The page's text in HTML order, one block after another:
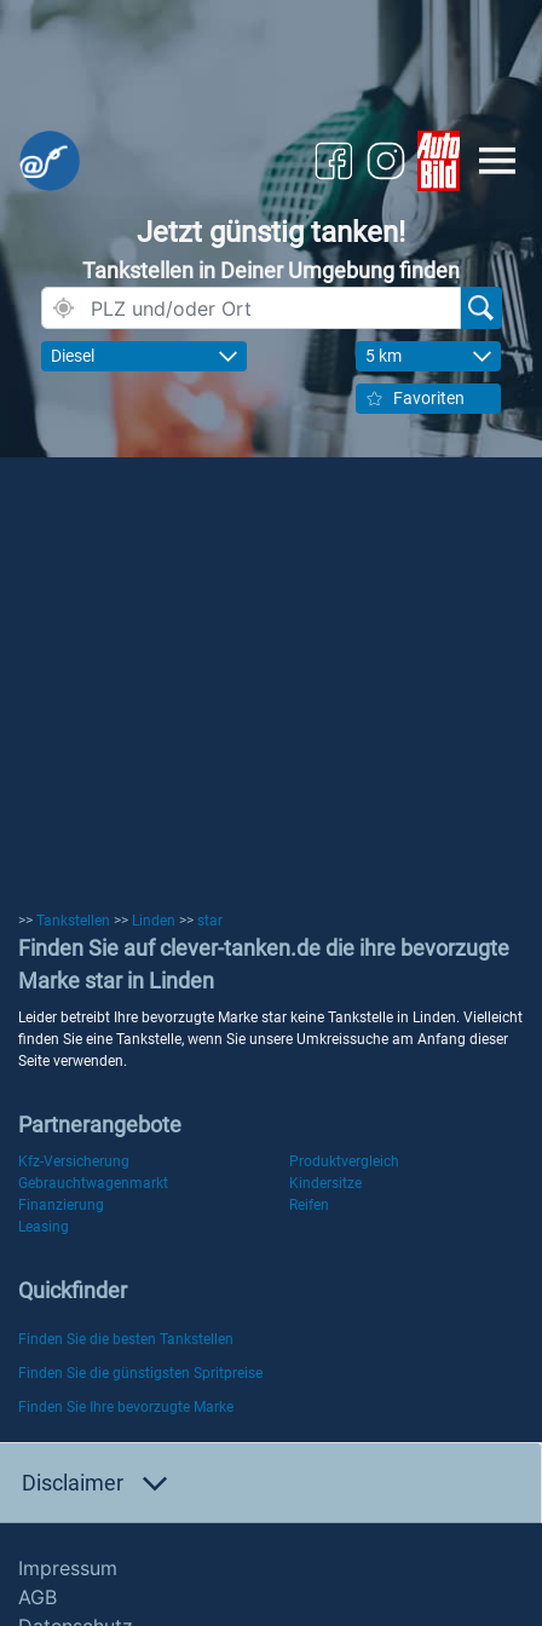
Jetzt günstig tanken!
Tankstellen in Deiner Umgebung finden
Diesel 5 km
Favoriten
>> Tankstellen >> Linden >> star
Finden Sie auf clever-tanken.de die ihre bevorzugte
Marke star in Linden
Leider betreibt Ihre bevorzugte Marke star keine Tankstelle in Linden. Vielleicht
finden Sie eine Tankstelle, wenn Sie unsere Umkreissuche am Anfang dieser
Seite verwenden.
Partnerangebote
Kfz-Versicherung
Produktvergleich
Gebrauchtwagenmarkt
Kindersitze
Finanzierung
Reifen
Leasing
Quickfinder
Finden Sie die besten Tankstellen
Finden Sie die günstigsten Spritpreise
Finden Sie Ihre bevorzugte Marke
Disclaimer
Impressum
AGB